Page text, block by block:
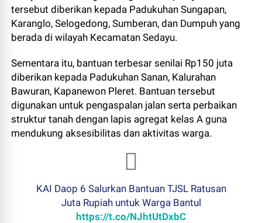
tersebut diberikan kepada Padukuhan Sungapan,
Karanglo, Selogedong, Sumberan, dan Dumpuh yang
berada di wilayah Kecamatan Sedayu.
Sementara itu, bantuan terbesar senilai Rp150 juta
diberikan kepada Padukuhan Sanan, Kalurahan
Bawuran, Kapanewon Pleret. Bantuan tersebut
digunakan untuk pengaspalan jalan serta perbaikan
struktur tanah dengan lapis agregat kelas A guna
mendukung aksesibilitas dan aktivitas warga.
KAI Daop 6 Salurkan Bantuan TJSL Ratusan
Juta Rupiah untuk Warga Bantul
https://t.co/NJhtUtDxbC